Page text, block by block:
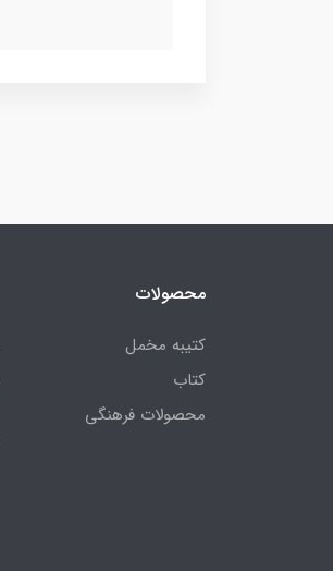
محصولات
کتیبه مخمل
کتاب
محصولات فرهنگی